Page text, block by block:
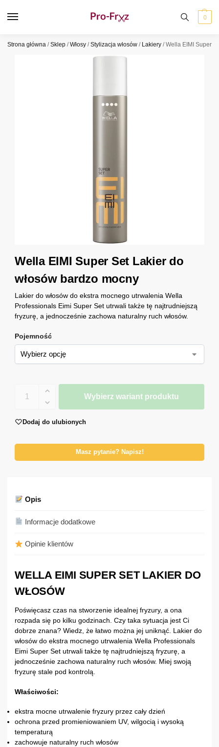
0
Strona główna /Sklep /Włosy /Stylizacja włosów / Lakiery /Wella EIMI Super
Wella EIMI Super Set Lakier do
włosów bardzo mocny
Lakier do włosów do ekstra mocnego utrwalenia Wella
Professionals Eimi Super Set utrwali także tę najtrudniejszą
fryzurę, a jednocześnie zachowa naturalny ruch włosów.
Pojemność
Wybierz wariant produktu
Dodaj do ulubionych
Masz pytanie? Napisz!
Opis
Informacje dodatkowe
Opinie klientów
WELLA EIMI SUPER SET LAKIER DO
WŁOSÓW
Poświęcasz czas na stworzenie idealnej fryzury, a ona
rozpada się po kilku godzinach. Czy taka sytuacja jest Ci
dobrze znana? Wiedz, że łatwo można jej uniknąć. Lakier do
włosów do ekstra mocnego utrwalenia Wella Professionals
Eimi Super Set utrwali także tę najtrudniejszą fryzurę, a
jednocześnie zachowa naturalny ruch włosów. Miej swoją
fryzurę stale pod kontrolą.
Właściwości:
ekstra mocne utrwalenie fryzury przez cały dzień
ochrona przed promieniowaniem UV, wilgocią i wysoką
temperaturą
zachowuje naturalny ruch włosów